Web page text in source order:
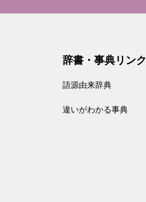
辞書・事典リンク
語源由来辞典
違いがわかる事典